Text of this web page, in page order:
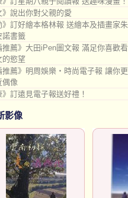
》說出你對父親的愛
》訂好繪本格林報 送繪本及插畫家朱
諾書籤
推薦》大田iPen圖文報 滿足你喜歡看
的慾望
推薦》明周娛樂‧時尚電子報 讓你更
偶像
》訂遠見電子報送好禮！
影像